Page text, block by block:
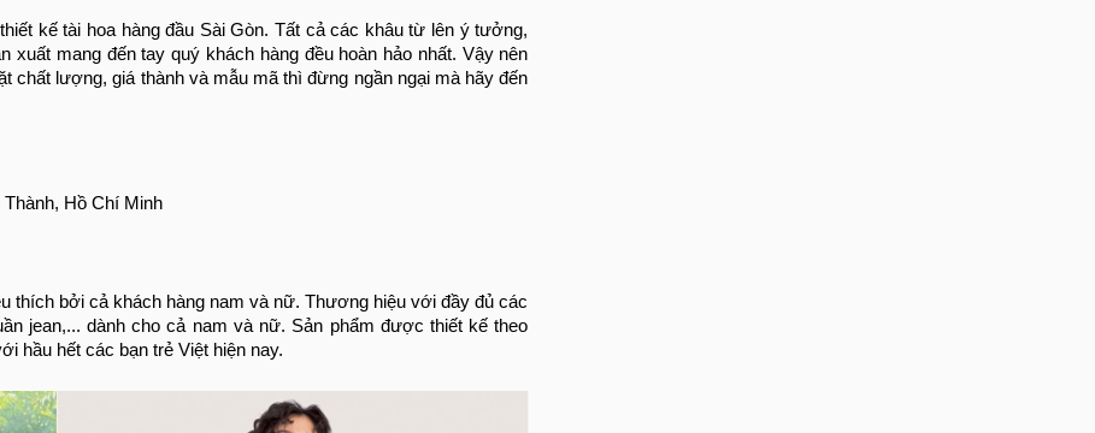
kế tài hoa hàng đầu Sài Gòn. Tất cả các khâu từ lên ý tưởng,
mang đến tay quý khách hàng đều hoàn hảo nhất. Vậy nên
chất lượng, giá thành và mẫu mã thì đừng ngần ngại mà hãy đến
Hồ Chí Minh
thích bởi cả khách hàng nam và nữ. Thương hiệu với đầy đủ các
jean,... dành cho cả nam và nữ. Sản phẩm được thiết kế theo
hầu hết các bạn trẻ Việt hiện nay.